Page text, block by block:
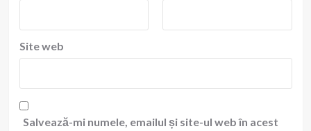
Site web
Salvează-mi numele, emailul și site-ul web în acest